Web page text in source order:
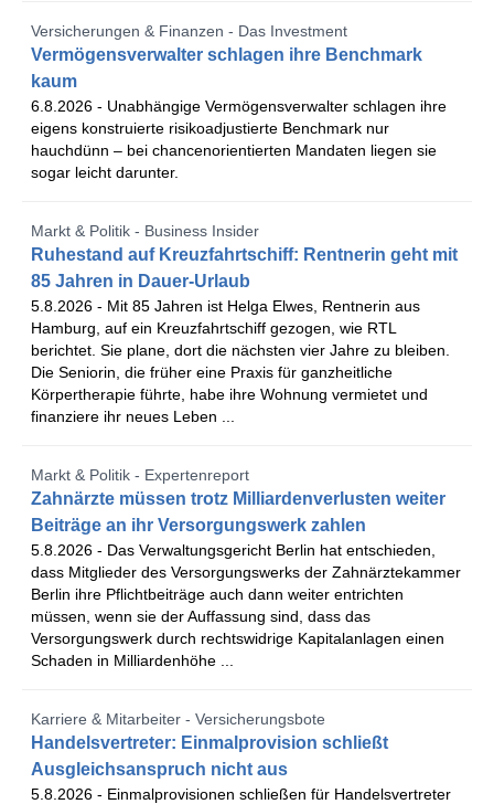
Versicherungen & Finanzen - Das Investment
Vermögensverwalter schlagen ihre Benchmark
kaum
6.8.2026 - Unabhängige Vermögensverwalter schlagen ihre
eigens konstruierte risikoadjustierte Benchmark nur
hauchdünn – bei chancenorientierten Mandaten liegen sie
sogar leicht darunter.
Markt & Politik - Business Insider
Ruhestand auf Kreuzfahrtschiff: Rentnerin geht mit
85 Jahren in Dauer-Urlaub
5.8.2026 - Mit 85 Jahren ist Helga Elwes, Rentnerin aus
Hamburg, auf ein Kreuzfahrtschiff gezogen, wie RTL
berichtet. Sie plane, dort die nächsten vier Jahre zu bleiben.
Die Seniorin, die früher eine Praxis für ganzheitliche
Körpertherapie führte, habe ihre Wohnung vermietet und
finanziere ihr neues Leben ...
Markt & Politik - Expertenreport
Zahnärzte müssen trotz Milliardenverlusten weiter
Beiträge an ihr Versorgungswerk zahlen
5.8.2026 - Das Verwaltungsgericht Berlin hat entschieden,
dass Mitglieder des Versorgungswerks der Zahnärztekammer
Berlin ihre Pflichtbeiträge auch dann weiter entrichten
müssen, wenn sie der Auffassung sind, dass das
Versorgungswerk durch rechtswidrige Kapitalanlagen einen
Schaden in Milliardenhöhe ...
Karriere & Mitarbeiter - Versicherungsbote
Handelsvertreter: Einmalprovision schließt
Ausgleichsanspruch nicht aus
5.8.2026 - Einmalprovisionen schließen für Handelsvertreter